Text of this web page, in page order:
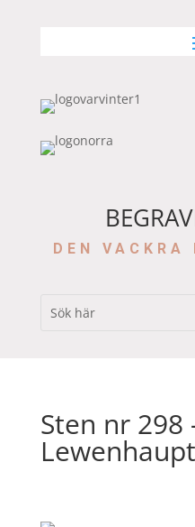
DEN VACKRA
Sten nr 298
Lewenhaupt